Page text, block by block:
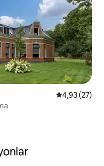
5 üzerinden
4,93 (27)